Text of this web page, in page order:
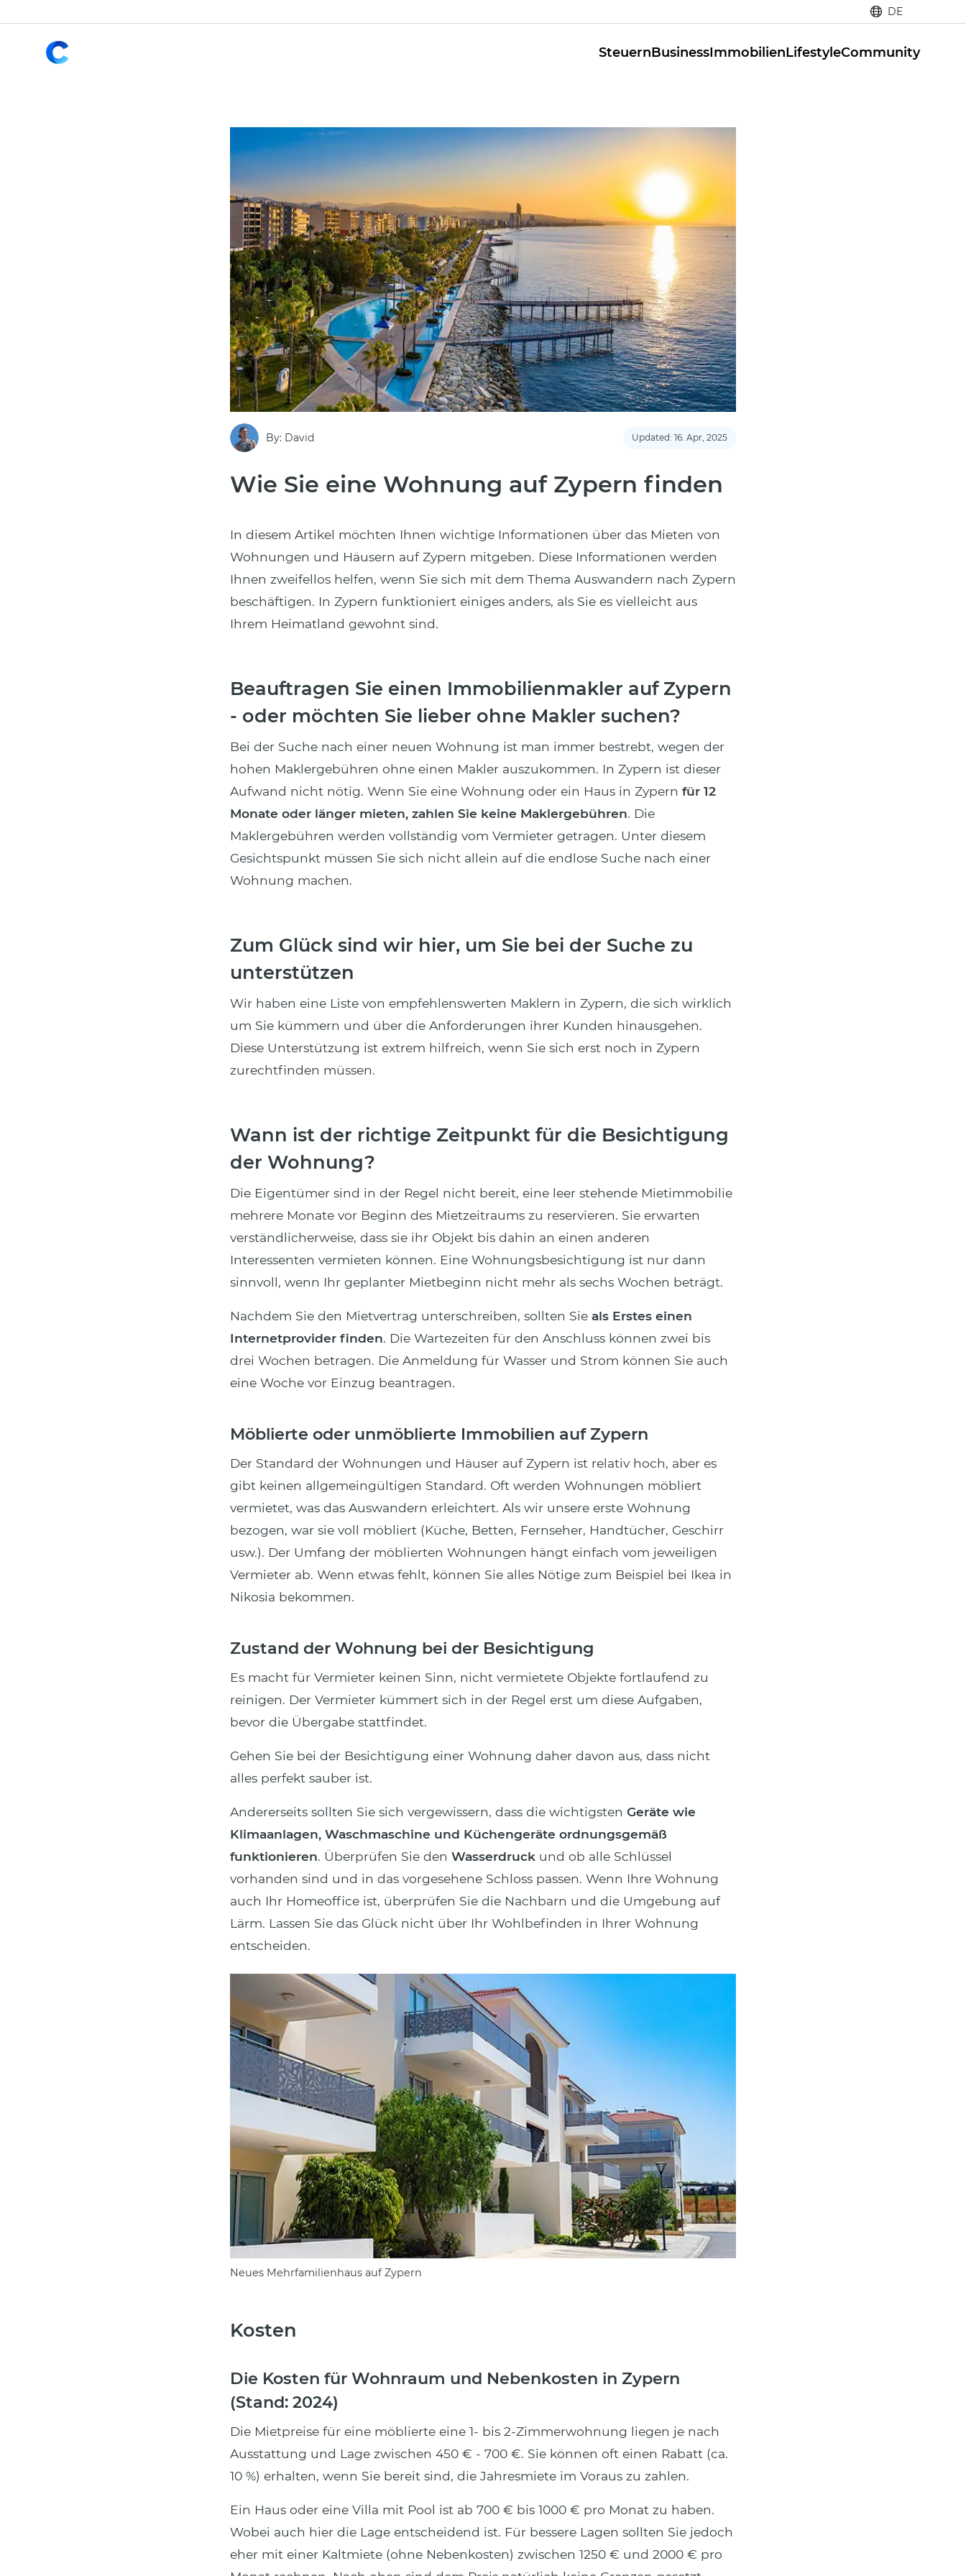
DE
SteuernBusinessImmobilienLifestyleCommunity
By: David Updated: 16. Apr, 2025
Wie Sie eine Wohnung auf Zypern finden
In diesem Artikel möchten Ihnen wichtige Informationen über das Mieten von
Wohnungen und Häusern auf Zypern mitgeben. Diese Informationen werden
Ihnen zweifellos helfen, wenn Sie sich mit dem Thema Auswandern nach Zypern
beschäftigen. In Zypern funktioniert einiges anders, als Sie es vielleicht aus
Ihrem Heimatland gewohnt sind.
Beauftragen Sie einen Immobilienmakler auf Zypern
- oder möchten Sie lieber ohne Makler suchen?
Bei der Suche nach einer neuen Wohnung ist man immer bestrebt, wegen der
hohen Maklergebühren ohne einen Makler auszukommen. In Zypern ist dieser
Aufwand nicht nötig. Wenn Sie eine Wohnung oder ein Haus in Zypern für 12
Monate oder länger mieten, zahlen Sie keine Maklergebühren. Die
Maklergebühren werden vollständig vom Vermieter getragen. Unter diesem
Gesichtspunkt müssen Sie sich nicht allein auf die endlose Suche nach einer
Wohnung machen.
Zum Glück sind wir hier, um Sie bei der Suche zu
unterstützen
Wir haben eine Liste von empfehlenswerten Maklern in Zypern, die sich wirklich
um Sie kümmern und über die Anforderungen ihrer Kunden hinausgehen.
Diese Unterstützung ist extrem hilfreich, wenn Sie sich erst noch in Zypern
zurechtfinden müssen.
Wann ist der richtige Zeitpunkt für die Besichtigung
der Wohnung?
Die Eigentümer sind in der Regel nicht bereit, eine leer stehende Mietimmobilie
mehrere Monate vor Beginn des Mietzeitraums zu reservieren. Sie erwarten
verständlicherweise, dass sie ihr Objekt bis dahin an einen anderen
Interessenten vermieten können. Eine Wohnungsbesichtigung ist nur dann
sinnvoll, wenn Ihr geplanter Mietbeginn nicht mehr als sechs Wochen beträgt.
Nachdem Sie den Mietvertrag unterschreiben, sollten Sie als Erstes einen
Internetprovider finden. Die Wartezeiten für den Anschluss können zwei bis
drei Wochen betragen. Die Anmeldung für Wasser und Strom können Sie auch
eine Woche vor Einzug beantragen.
Möblierte oder unmöblierte Immobilien auf Zypern
Der Standard der Wohnungen und Häuser auf Zypern ist relativ hoch, aber es
gibt keinen allgemeingültigen Standard. Oft werden Wohnungen möbliert
vermietet, was das Auswandern erleichtert. Als wir unsere erste Wohnung
bezogen, war sie voll möbliert (Küche, Betten, Fernseher, Handtücher, Geschirr
usw.). Der Umfang der möblierten Wohnungen hängt einfach vom jeweiligen
Vermieter ab. Wenn etwas fehlt, können Sie alles Nötige zum Beispiel bei Ikea in
Nikosia bekommen.
Zustand der Wohnung bei der Besichtigung
Es macht für Vermieter keinen Sinn, nicht vermietete Objekte fortlaufend zu
reinigen. Der Vermieter kümmert sich in der Regel erst um diese Aufgaben,
bevor die Übergabe stattfindet.
Gehen Sie bei der Besichtigung einer Wohnung daher davon aus, dass nicht
alles perfekt sauber ist.
Andererseits sollten Sie sich vergewissern, dass die wichtigsten Geräte wie
Klimaanlagen, Waschmaschine und Küchengeräte ordnungsgemäß
funktionieren. Überprüfen Sie den Wasserdruck und ob alle Schlüssel
vorhanden sind und in das vorgesehene Schloss passen. Wenn Ihre Wohnung
auch Ihr Homeoffice ist, überprüfen Sie die Nachbarn und die Umgebung auf
Lärm. Lassen Sie das Glück nicht über Ihr Wohlbefinden in Ihrer Wohnung
entscheiden.
Neues Mehrfamilienhaus auf Zypern
Kosten
Die Kosten für Wohnraum und Nebenkosten in Zypern
(Stand: 2024)
Die Mietpreise für eine möblierte eine 1- bis 2-Zimmerwohnung liegen je nach
Ausstattung und Lage zwischen 450 € - 700 €. Sie können oft einen Rabatt (ca.
10 %) erhalten, wenn Sie bereit sind, die Jahresmiete im Voraus zu zahlen.
Ein Haus oder eine Villa mit Pool ist ab 700 € bis 1000 € pro Monat zu haben.
Wobei auch hier die Lage entscheidend ist. Für bessere Lagen sollten Sie jedoch
eher mit einer Kaltmiete (ohne Nebenkosten) zwischen 1250 € und 2000 € pro